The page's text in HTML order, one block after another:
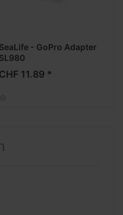
SeaLife - GoPro Adapter
SL980
CHF 11.89 *